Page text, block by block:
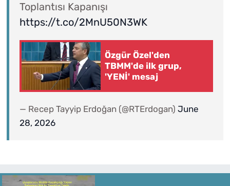
Toplantısı Kapanışı
https://t.co/2MnU50N3WK
Özgür Özel'den
TBMM'de ilk grup,
'YENİ' mesaj
— Recep Tayyip Erdoğan (@RTErdogan) June
28, 2026